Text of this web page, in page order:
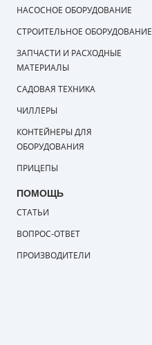
НАСОСНОЕ ОБОРУДОВАНИЕ
СТРОИТЕЛЬНОЕ ОБОРУДОВАНИЕ
ЗАПЧАСТИ И РАСХОДНЫЕ
МАТЕРИАЛЫ
САДОВАЯ ТЕХНИКА
ЧИЛЛЕРЫ
КОНТЕЙНЕРЫ ДЛЯ
ОБОРУДОВАНИЯ
ПРИЦЕПЫ
ПОМОЩЬ
СТАТЬИ
ВОПРОС-ОТВЕТ
ПРОИЗВОДИТЕЛИ